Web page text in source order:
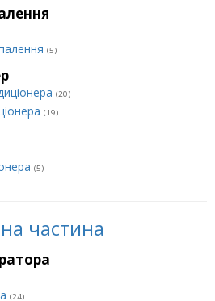
(5)
(20)
(19)
(5)
частина
(24)